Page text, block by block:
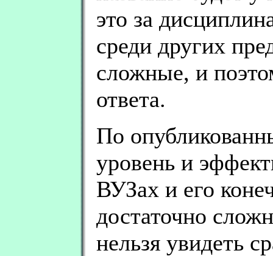
это за
среди других
сложные, и
ответа.
По
уровень и
ВУЗах и его
достаточно
нельзя увидеть